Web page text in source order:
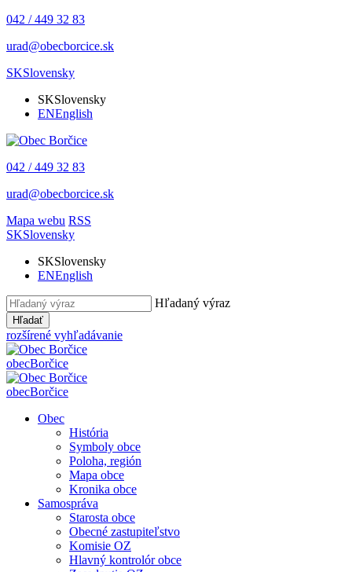
042 / 449 32 83
urad@obecborcice.sk
SKSlovensky
SKSlovensky
ENEnglish
042 / 449 32 83
urad@obecborcice.sk
Mapa webu RSS
SKSlovensky
SKSlovensky
ENEnglish
Hľadaný výraz
Hľadať
rozšírené vyhľadávanie
obecBorčice
obecBorčice
Obec
História
Symboly obce
Poloha, región
Mapa obce
Kronika obce
Samospráva
Starosta obce
Obecné zastupiteľstvo
Komisie OZ
Hlavný kontrolór obce